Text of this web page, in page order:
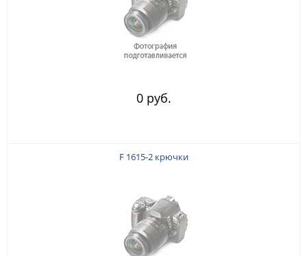
0 руб.
F 1615-2 крючки